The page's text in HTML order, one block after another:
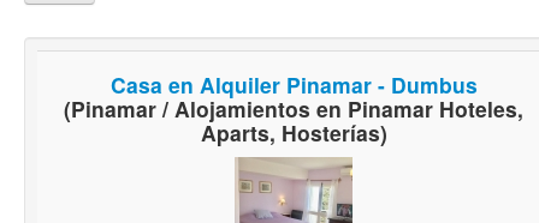
Casa en Alquiler Pinamar - Dumbus
(Pinamar / Alojamientos en Pinamar Hoteles,
Aparts, Hosterías)